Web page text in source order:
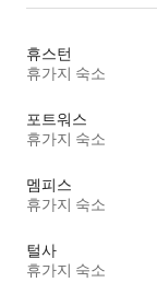
휴스턴
휴가지 숙소
포트워스
휴가지 숙소
멤피스
휴가지 숙소
털사
휴가지 숙소